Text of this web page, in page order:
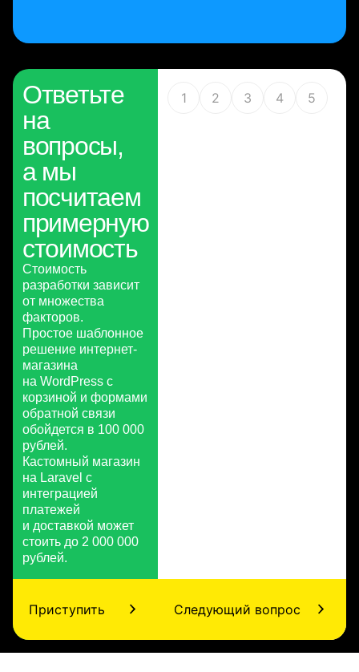
Ответьте
на
вопросы,
а мы
посчитаем
примерную
стоимость
Стоимость
разработки зависит
от множества
факторов.
Простое шаблонное
решение интернет-
магазина
на WordPress с
корзиной и формами
обратной связи
обойдется в 100 000
рублей.
Кастомный магазин
на Laravel с
интеграцией
платежей
и доставкой может
стоить до 2 000 000
рублей.
Приступить
1 2 3 4 5
Следующий вопрос